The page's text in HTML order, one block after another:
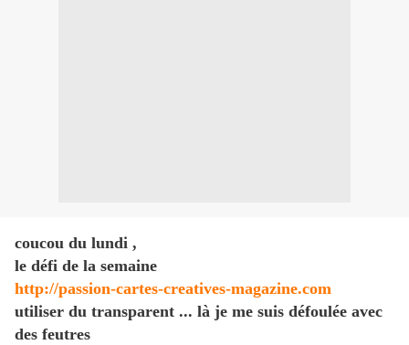
coucou du lundi ,
le défi de la semaine
http://passion-cartes-creatives-magazine.com
utiliser du transparent ... là je me suis défoulée avec
des feutres